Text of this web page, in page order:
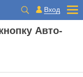
Вход
Авто-